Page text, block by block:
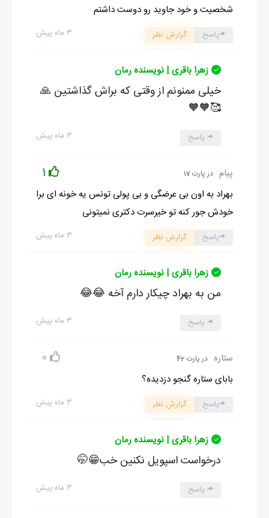
شخصیت و خود جاوید رو دوست داشتم
۳ ماه پیش پاسخ گزارش نظر
زهرا باقری | نویسنده رمان
خیلی ممنونم از وقتی که براش گذاشتین 🙏
🥰🧡🧡
۳ ماه پیش پاسخ
پیام در پارت 17 1
بهراد به اون بی عرضگی و بی پولی تونس یه خونه ای برا
خودش جور کنه تو خیرسرت دکتری نمیتونی
۳ ماه پیش پاسخ گزارش نظر
زهرا باقری | نویسنده رمان
من به بهراد چیکار دارم آخه 😂😂
۳ ماه پیش پاسخ
ستاره در پارت 42 0
بابای ستاره گنجو دزدیده؟
۳ ماه پیش پاسخ گزارش نظر
زهرا باقری | نویسنده رمان
درخواست اسپویل نکنین خب😁🤭
۳ ماه پیش پاسخ